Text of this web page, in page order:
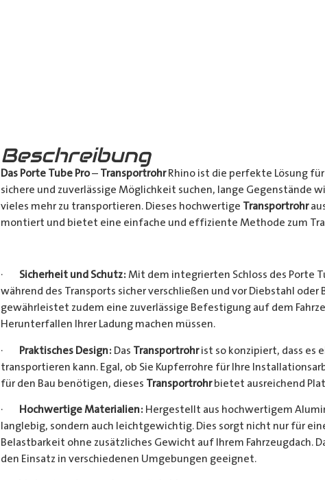
Beschreibung
Das Porte Tube Pro– TransportrohrRhino ist die perfekte Lösung
sichere und zuverlässige Möglichkeit suchen, lange
vieles mehr zu transportieren. Dieses hochwertige Transportrohr
montiert und bietet eine einfache und effiziente Methode zum
· Sicherheit und Schutz: Mit dem integrierten Schloss des Porte
während des Transports sicher verschließen und vor Diebstahl
gewährleistet zudem eine zuverlässige Befestigung auf dem
Herunterfallen Ihrer Ladung machen müssen.
· Praktisches Design: Das Transportrohrist so konzipiert, dass es
transportieren kann. Egal, ob Sie Kupferrohre für Ihre
für den Bau benötigen, dieses Transportrohrbietet ausreichend
· Hochwertige Materialien: Hergestellt aus hochwertigem
langlebig, sondern auch leichtgewichtig. Dies sorgt nicht nur für
Belastbarkeit ohne zusätzliches Gewicht auf Ihrem
den Einsatz in verschiedenen Umgebungen geeignet.